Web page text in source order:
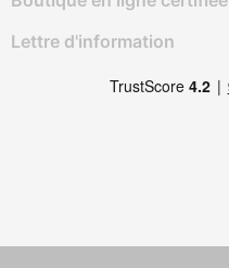
Lettre d'information